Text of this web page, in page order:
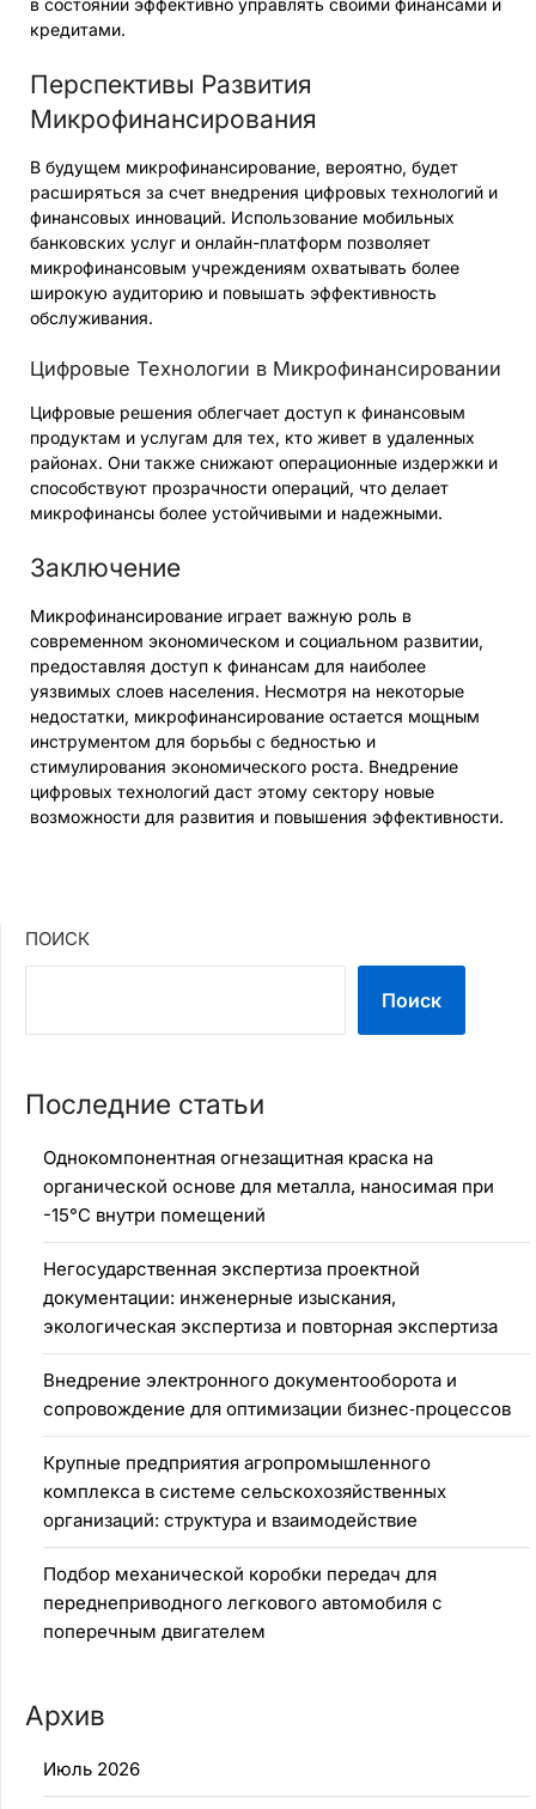
кредитами.
Перспективы Развития
Микрофинансирования
В будущем микрофинансирование, вероятно, будет
расширяться за счет внедрения цифровых технологий и
финансовых инноваций. Использование мобильных
банковских услуг и онлайн-платформ позволяет
микрофинансовым учреждениям охватывать более
широкую аудиторию и повышать эффективность
обслуживания.
Цифровые Технологии в Микрофинансировании
Цифровые решения облегчает доступ к финансовым
продуктам и услугам для тех, кто живет в удаленных
районах. Они также снижают операционные издержки и
способствуют прозрачности операций, что делает
микрофинансы более устойчивыми и надежными.
Заключение
Микрофинансирование играет важную роль в
современном экономическом и социальном развитии,
предоставляя доступ к финансам для наиболее
уязвимых слоев населения. Несмотря на некоторые
недостатки, микрофинансирование остается мощным
инструментом для борьбы с бедностью и
стимулирования экономического роста. Внедрение
цифровых технологий даст этому сектору новые
возможности для развития и повышения эффективности.
ПОИСК
Поиск
Последние статьи
Однокомпонентная огнезащитная краска на
органической основе для металла, наносимая при
-15°C внутри помещений
Негосударственная экспертиза проектной
документации: инженерные изыскания,
экологическая экспертиза и повторная экспертиза
Внедрение электронного документооборота и
сопровождение для оптимизации бизнес‑процессов
Крупные предприятия агропромышленного
комплекса в системе сельскохозяйственных
организаций: структура и взаимодействие
Подбор механической коробки передач для
переднеприводного легкового автомобиля с
поперечным двигателем
Архив
Июль 2026